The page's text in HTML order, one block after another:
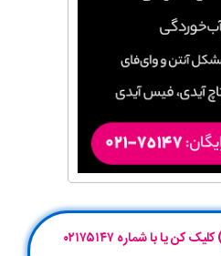
برای تعمیرات اپل (آیفون) کلیک کن یا با شماره ۰۲۱۷۵۱۴۷